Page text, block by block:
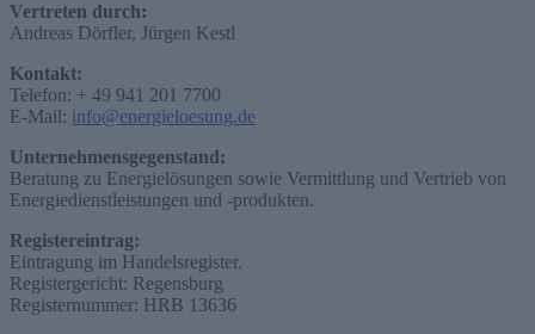
Vertreten durch:
Andreas Dörfler, Jürgen Kestl
Kontakt:
Telefon: + 49 941 201 7700
E-Mail: info@energieloesung.de
Unternehmensgegenstand:
Beratung zu Energielösungen sowie Vermittlung und Vertrieb von
Energiedienstleistungen und -produkten.
Registereintrag:
Eintragung im Handelsregister.
Registergericht: Regensburg
Registernummer: HRB 13636